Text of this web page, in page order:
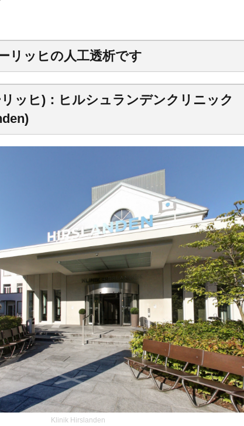
リッヒの人工透析です
ッヒ)：ヒルシュランデンクリニック
Klinik Hirslanden